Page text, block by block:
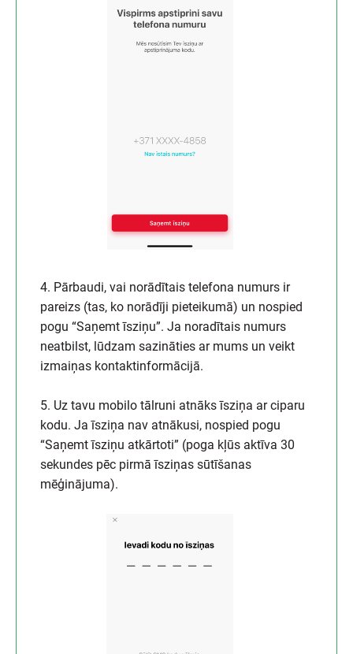
4. Pārbaudi, vai norādītais telefona numurs ir
pareizs (tas, ko norādīji pieteikumā) un nospied
pogu “Saņemt īsziņu”. Ja noradītais numurs
neatbilst, lūdzam sazināties ar mums un veikt
izmaiņas kontaktinformācijā.
5. Uz tavu mobilo tālruni atnāks īsziņa ar ciparu
kodu. Ja īsziņa nav atnākusi, nospied pogu
“Saņemt īsziņu atkārtoti” (poga kļūs aktīva 30
sekundes pēc pirmā īsziņas sūtīšanas
mēģinājuma).